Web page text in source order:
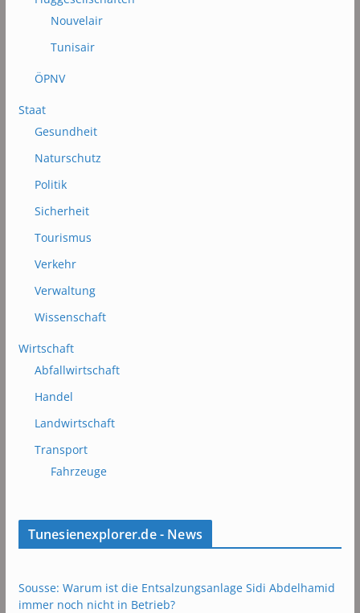
Nouvelair
Tunisair
ÖPNV
Staat
Gesundheit
Naturschutz
Politik
Sicherheit
Tourismus
Verkehr
Verwaltung
Wissenschaft
Wirtschaft
Abfallwirtschaft
Handel
Landwirtschaft
Transport
Fahrzeuge
Tunesienexplorer.de - News
Sousse: Warum ist die Entsalzungsanlage Sidi Abdelhamid
immer noch nicht in Betrieb?